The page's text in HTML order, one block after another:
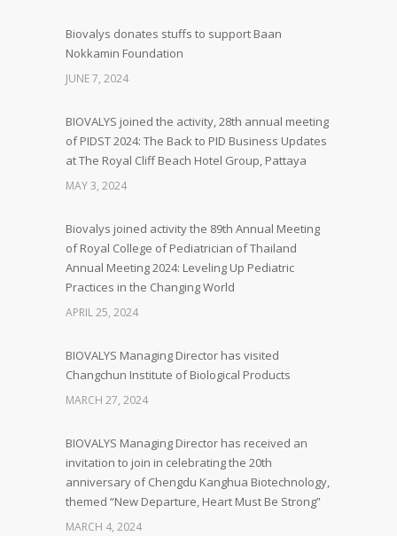
Biovalys donates stuffs to support Baan
Nokkamin Foundation
JUNE 7, 2024
BIOVALYS joined the activity, 28th annual meeting
of PIDST 2024: The Back to PID Business Updates
at The Royal Cliff Beach Hotel Group, Pattaya
MAY 3, 2024
Biovalys joined activity the 89th Annual Meeting
of Royal College of Pediatrician of Thailand
Annual Meeting 2024: Leveling Up Pediatric
Practices in the Changing World
APRIL 25, 2024
BIOVALYS Managing Director has visited
Changchun Institute of Biological Products
MARCH 27, 2024
BIOVALYS Managing Director has received an
invitation to join in celebrating the 20th
anniversary of Chengdu Kanghua Biotechnology,
themed “New Departure, Heart Must Be Strong”
MARCH 4, 2024